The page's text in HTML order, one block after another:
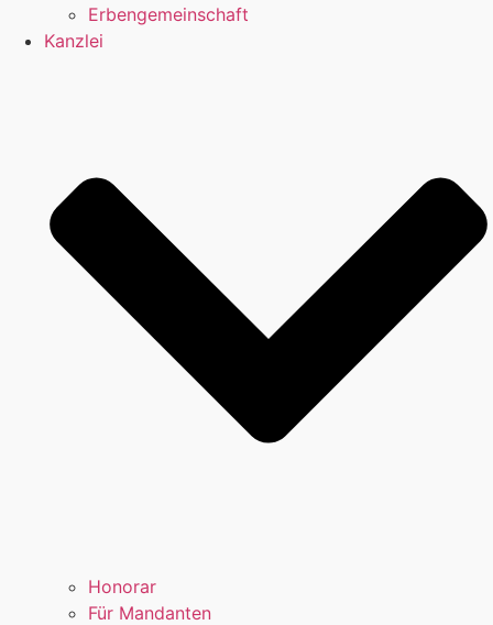
Erbengemeinschaft
Kanzlei
Honorar
Für Mandanten